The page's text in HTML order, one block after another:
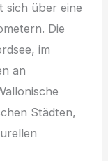
sich über eine
Die
im
an
Städten,